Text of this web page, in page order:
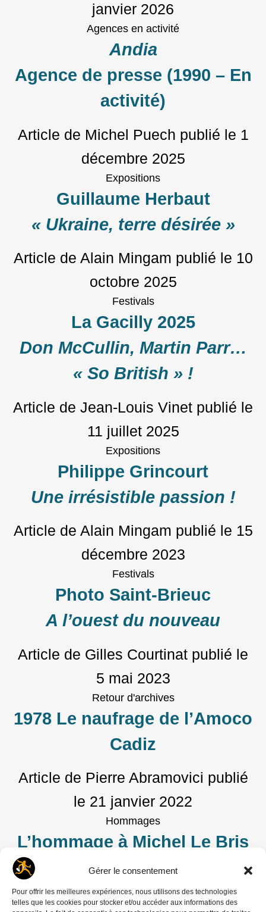
Gérer le consentement
Pour offrir les meilleures expériences, nous utilisons des technologies
telles que les cookies pour stocker et/ou accéder aux informations des
janvier 2026
Agences en activité
Andia
Agence de presse (1990 – En
activité)
Article de Michel Puech publié le 1
décembre 2025
Expositions
Guillaume Herbaut
« Ukraine, terre désirée »
Article de Alain Mingam publié le 10
octobre 2025
Festivals
La Gacilly 2025
Don McCullin, Martin Parr…
« So British » !
Article de Jean-Louis Vinet publié le
11 juillet 2025
Expositions
Philippe Grincourt
Une irrésistible passion !
Article de Alain Mingam publié le 15
décembre 2023
Festivals
Photo Saint-Brieuc
A l’ouest du nouveau
Article de Gilles Courtinat publié le
5 mai 2023
Retour d'archives
1978 Le naufrage de l’Amoco
Cadiz
Article de Pierre Abramovici publié
le 21 janvier 2022
Hommages
L’hommage à Michel Le Bris
Article de Alain Mingampublié le
30
janvier 2021